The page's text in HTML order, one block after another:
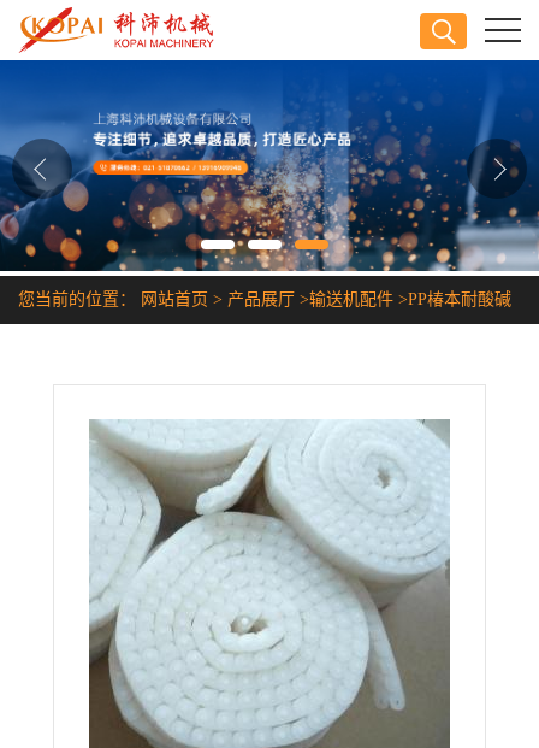
公司介绍
公司动态
产品展厅
证书荣誉
您当前的位置： 网站首页 > 产品展厅 >输送机配件 >PP椿本耐酸碱